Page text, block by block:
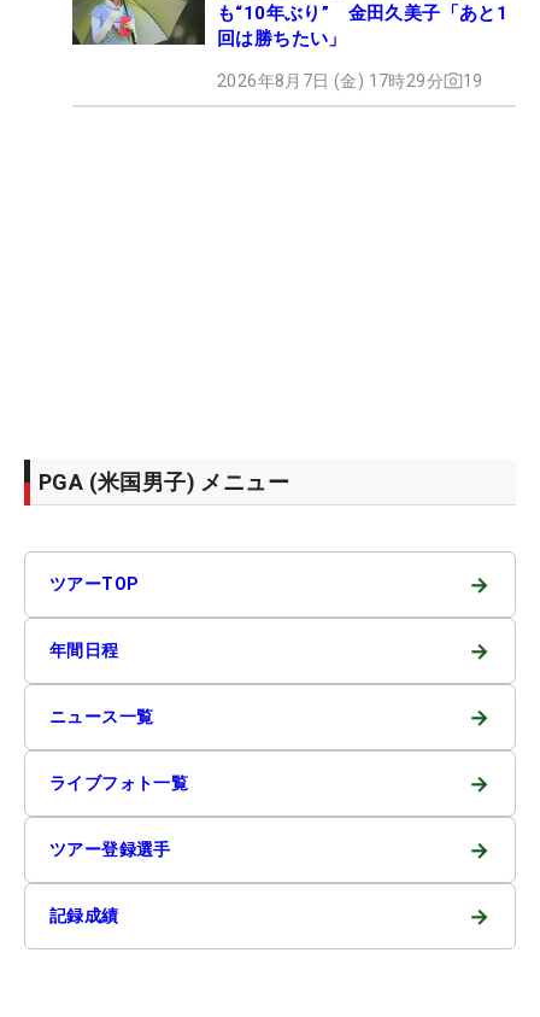
も“10年ぶり” 金田久美子「あと1
回は勝ちたい」
2026年8月7日 (金) 17時29分 19
PGA (米国男子) メニュー
ツアーTOP →
年間日程 →
ニュース一覧 →
ライブフォト一覧 →
ツアー登録選手 →
記録成績 →